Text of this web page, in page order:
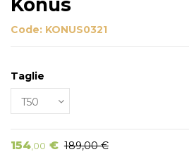
Code: KONUS0321
Taglie
154,00 € 189,00 €